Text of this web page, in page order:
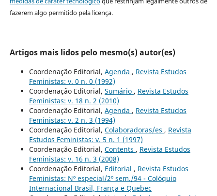
fazerem algo permitido pela licença.
Artigos mais lidos pelo mesmo(s) autor(es)
Coordenação Editorial, Agenda , Revista Estudos
Feministas: v. 0 n. 0 (1992)
Coordenação Editorial, Sumário , Revista Estudos
Feministas: v. 18 n. 2 (2010)
Coordenação Editorial, Agenda , Revista Estudos
Feministas: v. 2 n. 3 (1994)
Coordenação Editorial, Colaboradoras/es , Revista
Estudos Feministas: v. 5 n. 1 (1997)
Coordenação Editorial, Contents , Revista Estudos
Feministas: v. 16 n. 3 (2008)
Coordenação Editorial, Editorial , Revista Estudos
Feministas: Nº especial/2º sem./94 - Colóquio
Internacional Brasil, França e Quebec